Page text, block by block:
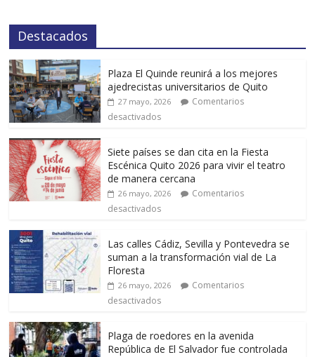
Destacados
Plaza El Quinde reunirá a los mejores
ajedrecistas universitarios de Quito
27 mayo, 2026
Comentarios
desactivados
Siete países se dan cita en la Fiesta
Escénica Quito 2026 para vivir el teatro
de manera cercana
26 mayo, 2026
Comentarios
desactivados
Las calles Cádiz, Sevilla y Pontevedra se
suman a la transformación vial de La
Floresta
26 mayo, 2026
Comentarios
desactivados
Plaga de roedores en la avenida
República de El Salvador fue controlada